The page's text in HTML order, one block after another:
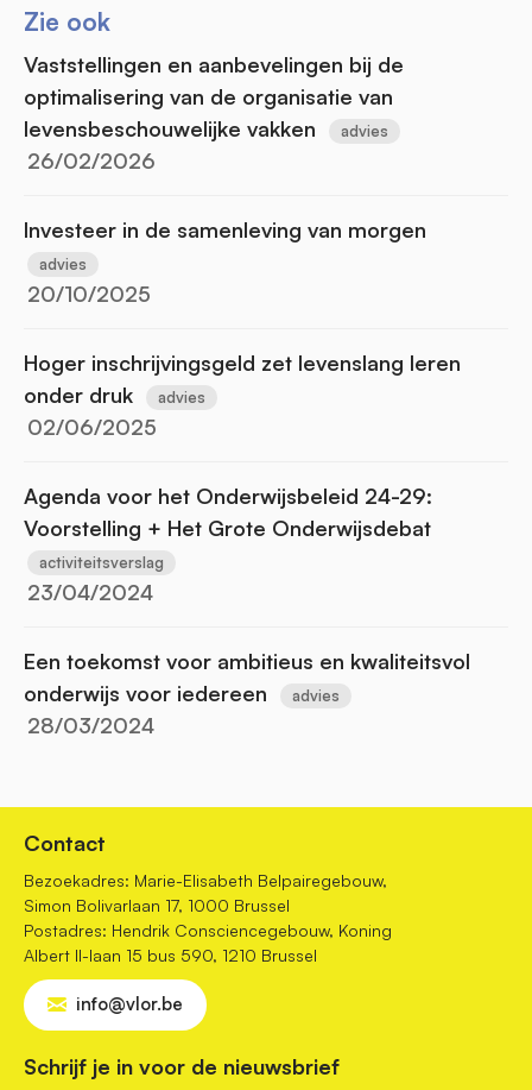
Zie ook
Vaststellingen en aanbevelingen bij de
optimalisering van de organisatie van
levensbeschouwelijke vakken
advies
26/02/2026
Investeer in de samenleving van morgen
advies
20/10/2025
Hoger inschrijvingsgeld zet levenslang leren
onder druk
advies
02/06/2025
Agenda voor het Onderwijsbeleid 24-29:
Voorstelling + Het Grote Onderwijsdebat
activiteitsverslag
23/04/2024
Een toekomst voor ambitieus en kwaliteitsvol
onderwijs voor iedereen
advies
28/03/2024
Contact
Bezoekadres: Marie-Elisabeth Belpairegebouw,
Simon Bolivarlaan 17, 1000 Brussel
Postadres: Hendrik Consciencegebouw, Koning
Albert II-laan 15 bus 590, 1210 Brussel
info@vlor.be
Schrijf je in voor de nieuwsbrief